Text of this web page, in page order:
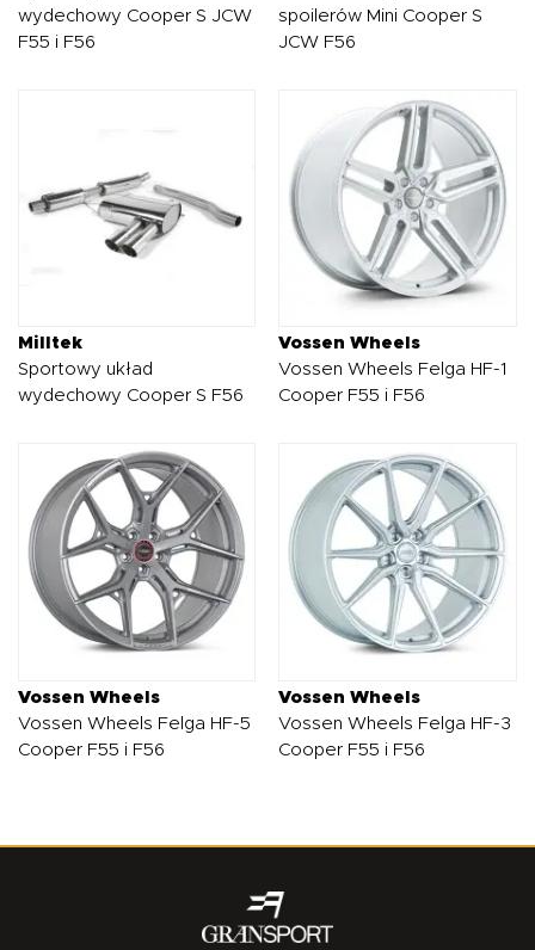
wydechowy Cooper S JCW
F55 i F56
spoilerów Mini Cooper S
JCW F56
Milltek
Sportowy układ
wydechowy Cooper S F56
Vossen Wheels
Vossen Wheels Felga HF-1
Cooper F55 i F56
Vossen Wheels
Vossen Wheels Felga HF-5
Cooper F55 i F56
Vossen Wheels
Vossen Wheels Felga HF-3
Cooper F55 i F56